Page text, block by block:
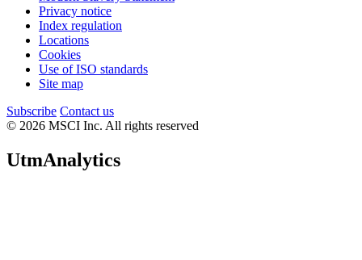
Privacy notice
Index regulation
Locations
Cookies
Use of ISO standards
Site map
Subscribe Contact us
© 2026 MSCI Inc. All rights reserved
UtmAnalytics